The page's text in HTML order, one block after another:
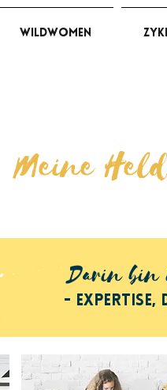
WildWomen
Meine
Darin bin
- Expertise,